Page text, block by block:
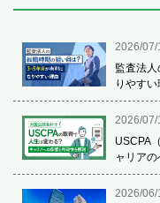
2026/07/
監査法
りやすい
2026/07/
USCPA
ャリア
2026/06/